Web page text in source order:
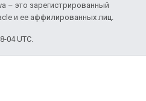
– это зарегистрированный
и ее аффилированных лиц.
04 UTC.